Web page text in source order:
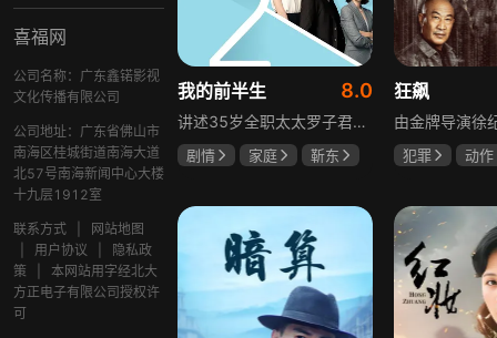
喜福网
公司名称：广东鑫锘影视
文化传播有限公司
公司地址：广东省佛山市
南海区桂城街道南海大道
北57号南海新闻中心大楼
十九层1912室
联系方式
网站地图
用户协议
隐私政
策
本网站用字经北大
方正电子有限公司授权许
可
我的前半生 8.0
讲述35岁全职太太罗子君因丈夫突然离婚陷入人生谷底，带孩子闯入社会，从安逸走向落魄。贺涵作为事业有成的精英，平静生活被罗子君打破，需应对各类突发状况。生活逼迫罗子君重拾骨气，贺涵也收获温暖，二人历经波折，罗子君实现自我成长，贺涵也找到人生新方向，展现都市女性蜕变与情感纠葛。
剧情 家庭
靳东
狂飙
犯罪
动作